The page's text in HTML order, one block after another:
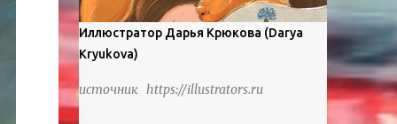
передвижение детей и жителей деревни
было улучшено. Подъем от подножия
горы до вершины занимает до 4 часов.
мигрировали в деревню, поскольку
Иллюстратор Дарья Крюкова (Darya
Kryukova)
источник https://illustrators.ru